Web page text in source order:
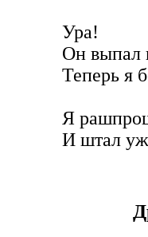
Ура!
Он выпал
Теперь я
Я
И штал